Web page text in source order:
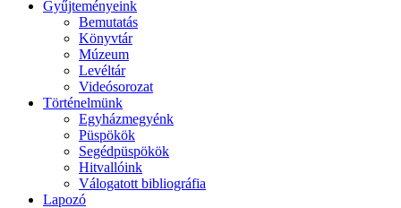
Gyűjteményeink
Bemutatás
Könyvtár
Múzeum
Levéltár
Videósorozat
Történelmünk
Egyházmegyénk
Püspökök
Segédpüspökök
Hitvallóink
Válogatott bibliográfia
Lapozó